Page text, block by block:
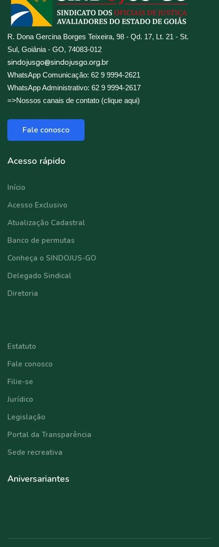
R. Dona Gercina Borges Teixeira, 98 - Qd. 17, Lt. 21 - St.
Sul, Goiânia - GO, 74083-012
sindojusgo@sindojusgo.org.br
WhatsApp Comunicação: 62 9 9994-2621
WhatsApp Administrativo: 62 9 9994-2617
=>Nossos canais de contato (clique aqui)
Fale conosco
Acesso rápido
Início
Acesso Exclusivo
Atualização Cadastral
Banco de permutas
Conheça o SINDOJUS-GO
Delegado Sindical
Diretoria
Estatuto
Fale conosco
Filie-se
Jurídico
Legislação
Portal da Transparência
Sede recreativa
Aniversariantes